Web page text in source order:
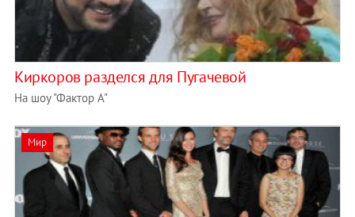
Киркоров разделся для Пугачевой
На шоу "Фактор А"
Мир